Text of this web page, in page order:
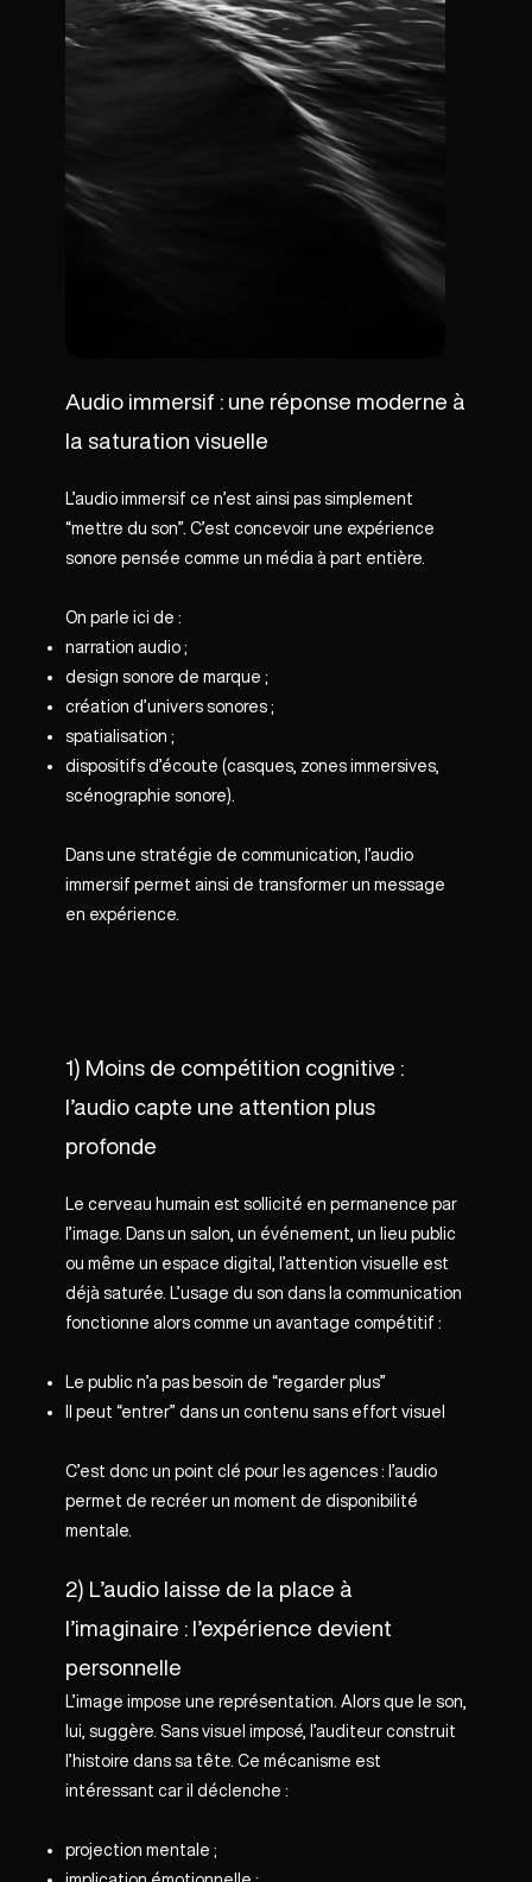
Audio immersif : une réponse moderne à
la saturation visuelle
L’audio immersif ce n’est ainsi pas simplement
“mettre du son”. C’est concevoir une expérience
sonore pensée comme un média à part entière.
On parle ici de :
narration audio ;
design sonore de marque ;
création d’univers sonores ;
spatialisation ;
dispositifs d’écoute (casques, zones immersives,
scénographie sonore).
Dans une stratégie de communication, l’audio
immersif permet ainsi de transformer un message
en expérience.
1) Moins de compétition cognitive :
l’audio capte une attention plus
profonde
Le cerveau humain est sollicité en permanence par
l’image. Dans un salon, un événement, un lieu public
ou même un espace digital, l’attention visuelle est
déjà saturée. L’usage du son dans la communication
fonctionne alors comme un avantage compétitif :
Le public n’a pas besoin de “regarder plus”
Il peut “entrer” dans un contenu sans effort visuel
C’est donc un point clé pour les agences : l’audio
permet de recréer un moment de disponibilité
mentale.
2) L’audio laisse de la place à
l’imaginaire : l’expérience devient
personnelle
L’image impose une représentation. Alors que le son,
lui, suggère. Sans visuel imposé, l’auditeur construit
l’histoire dans sa tête. Ce mécanisme est
intéressant car il déclenche :
projection mentale ;